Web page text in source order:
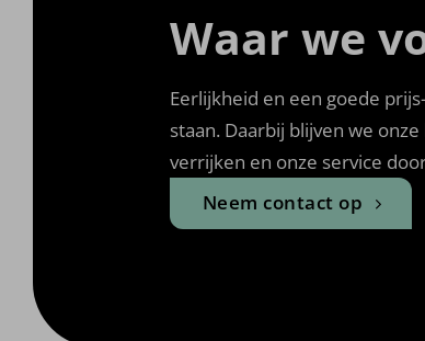
Waar we
Eerlijkheid en een goede
staan. Daarbij blijven we
verrijken en onze service
Neem contact op